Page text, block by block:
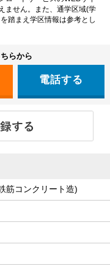
ません。また、通学区域(学
踏まえ学区情報は参考とし
らから
電話する
筋コンクリート造)